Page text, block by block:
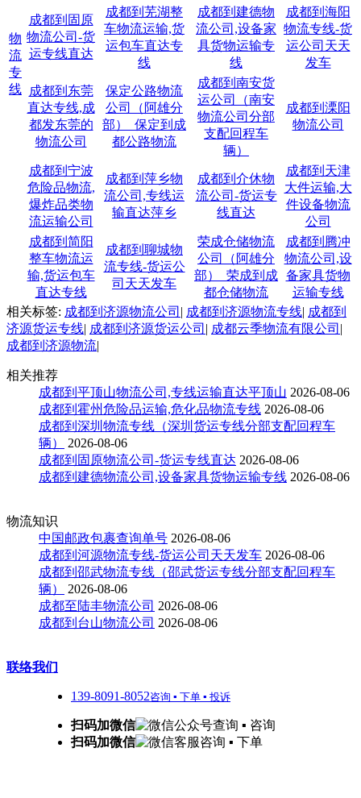
物
流
专
线
成都到固原
物流公司-货
运专线直达
成都到芜湖整
车物流运输,货
运包车直达专
线
成都到建德物
流公司,设备家
具货物运输专
线
成都到海阳
物流专线-货
运公司天天
发车
成都到东莞
直达专线,成
都发东莞的
物流公司
保定公路物流
公司（阿雄分
部）_保定到成
都公路物流
成都到南安货
运公司（南安
物流公司分部
支配回程车
辆）
成都到溧阳
物流公司
成都到宁波
危险品物流,
爆炸品类物
流运输公司
成都到萍乡物
流公司,专线运
输直达萍乡
成都到介休物
流公司-货运专
线直达
成都到天津
大件运输,大
件设备物流
公司
成都到简阳
整车物流运
输,货运包车
直达专线
成都到聊城物
流专线-货运公
司天天发车
荣成仓储物流
公司（阿雄分
部）_荣成到成
都仓储物流
成都到腾冲
物流公司,设
备家具货物
运输专线
相关标签: 成都到济源物流公司 | 成都到济源物流专线| 成都到
济源货运专线| 成都到济源货运公司 | 成都云季物流有限公司 |
成都到济源物流|
相关推荐
成都到平顶山物流公司,专线运输直达平顶山 2026-08-06
成都到霍州危险品运输,危化品物流专线 2026-08-06
成都到深圳物流专线（深圳货运专线分部支配回程车
辆）
2026-08-06
成都到固原物流公司-货运专线直达 2026-08-06
成都到建德物流公司,设备家具货物运输专线 2026-08-06
物流知识
中国邮政包裹查询单号 2026-08-06
成都到河源物流专线-货运公司天天发车 2026-08-06
成都到邵武物流专线（邵武货运专线分部支配回程车
辆）
2026-08-06
成都至陆丰物流公司 2026-08-06
成都到台山物流公司 2026-08-06
联络我们
139-8091-8052咨询 ▪ 下单 ▪ 投诉
扫码加微信
查询 ▪ 咨询
扫码加微信
咨询 ▪ 下单